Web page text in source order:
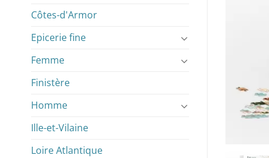
Côtes-d'Armor
Epicerie fine
Femme
Finistère
Homme
Ille-et-Vilaine
Loire Atlantique